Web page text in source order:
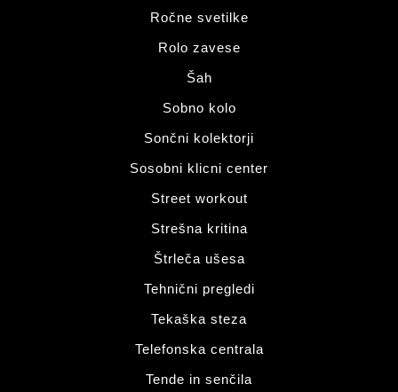
Ročne svetilke
Rolo zavese
Šah
Sobno kolo
Sončni kolektorji
Sosobni klicni center
Street workout
Strešna kritina
Štrleča ušesa
Tehnični pregledi
Tekaška steza
Telefonska centrala
Tende in senčila